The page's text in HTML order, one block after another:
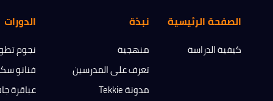
الصفحة الرئيسية
كيفية الدراسة
نبذة
منهجية
تعرف على المدرسين
مدونة Tekkie
الدورات
نجوم
فنانو
عباقرة